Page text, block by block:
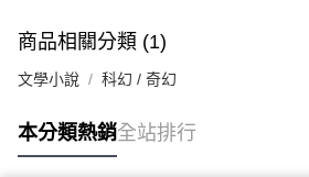
商品相關分類 (1)
文學小說 科幻 / 奇幻
本分類熱銷全站排行